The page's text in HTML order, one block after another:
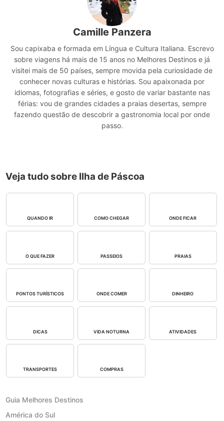
Camille Panzera
Sou capixaba e formada em Língua e Cultura Italiana. Escrevo
sobre viagens há mais de 15 anos no Melhores Destinos e já
visitei mais de 50 países, sempre movida pela curiosidade de
conhecer novas culturas e histórias. Sou apaixonada por
idiomas, fotografias e séries, e gosto de variar bastante nas
férias: vou de grandes cidades a praias desertas, sempre
fazendo questão de descobrir a gastronomia local por onde
passo.
Veja tudo sobre Ilha de Páscoa
QUANDO IR COMO CHEGAR ONDE FICAR
O QUE FAZER PASSEIOS PRAIAS
PONTOS TURÍSTICOS ONDE COMER DINHEIRO
DICAS VIDA NOTURNA ATIVIDADES
TRANSPORTES COMPRAS
Guia Melhores Destinos
América do Sul